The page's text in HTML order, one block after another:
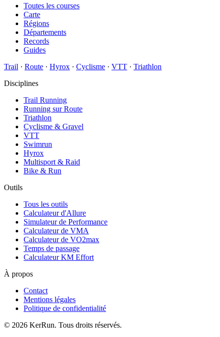
Toutes les courses
Carte
Régions
Départements
Records
Guides
Trail · Route · Hyrox · Cyclisme · VTT · Triathlon
Disciplines
Trail Running
Running sur Route
Triathlon
Cyclisme & Gravel
VTT
Swimrun
Hyrox
Multisport & Raid
Bike & Run
Outils
Tous les outils
Calculateur d'Allure
Simulateur de Performance
Calculateur de VMA
Calculateur de VO2max
Temps de passage
Calculateur KM Effort
À propos
Contact
Mentions légales
Politique de confidentialité
© 2026 KerRun. Tous droits réservés.